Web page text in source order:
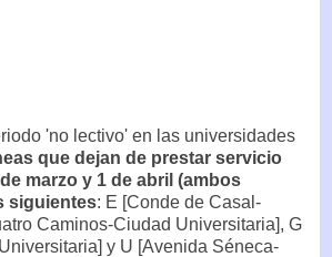
'no lectivo' en las universidades
que dejan de prestar servicio
marzo y 1 de abril (ambos
siguientes: E [Conde de Casal-
Caminos-Ciudad Universitaria], G
y U [Avenida Séneca-